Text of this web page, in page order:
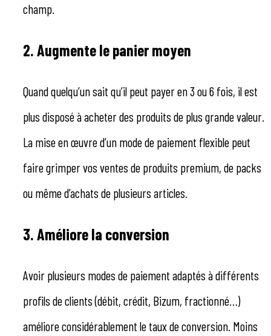
champ.
2. Augmente le panier moyen
Quand quelqu’un sait qu’il peut payer en 3 ou 6 fois, il est
plus disposé à acheter des produits de plus grande valeur.
La mise en œuvre d’un mode de paiement flexible peut
faire grimper vos ventes de produits premium, de packs
ou même d’achats de plusieurs articles.
3. Améliore la conversion
Avoir plusieurs modes de paiement adaptés à différents
profils de clients (débit, crédit, Bizum, fractionné…)
améliore considérablement le taux de conversion. Moins